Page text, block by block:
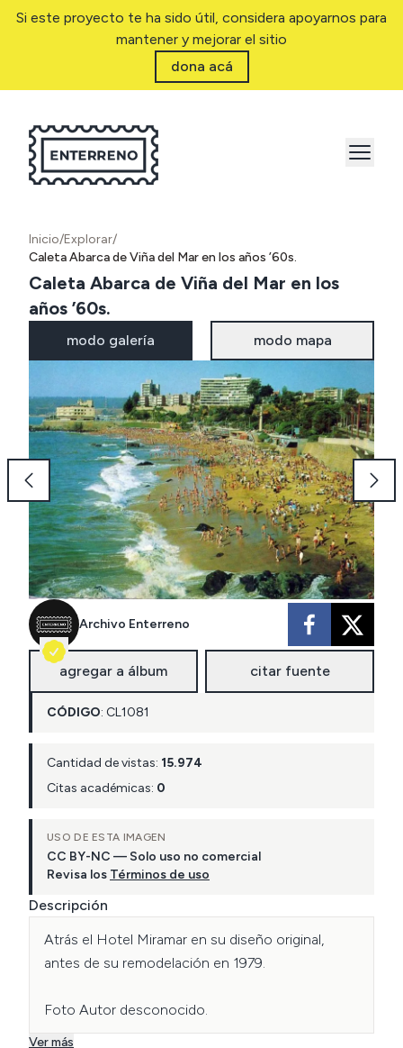
Si este proyecto te ha sido útil, considera apoyarnos para
mantener y mejorar el sitio
dona acá
Inicio/Explorar/
Caleta Abarca de Viña del Mar en los años ’60s.
Caleta Abarca de Viña del Mar en los
años ’60s.
modo galería modo mapa
Archivo Enterreno
agregar a álbum citar fuente
CÓDIGO: CL1081
Cantidad de vistas: 15.974
Citas académicas: 0
USO DE ESTA IMAGEN
CC BY-NC — Solo uso no comercial
Revisa los Términos de uso
Descripción
Atrás el Hotel Miramar en su diseño original,
antes de su remodelación en 1979.
Foto Autor desconocido.
Ver más